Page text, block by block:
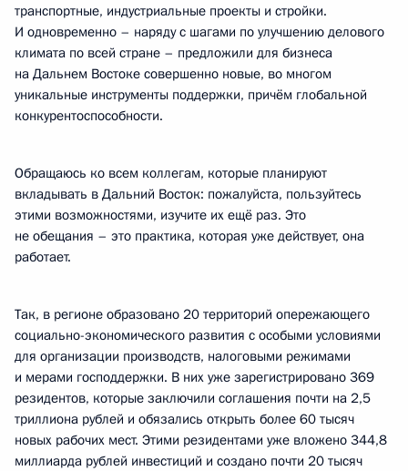
транспортные, индустриальные проекты и стройки.
И одновременно – наряду с шагами по улучшению делового
климата по всей стране – предложили для бизнеса
на Дальнем Востоке совершенно новые, во многом
уникальные инструменты поддержки, причём глобальной
конкурентоспособности.
Обращаюсь ко всем коллегам, которые планируют
вкладывать в Дальний Восток: пожалуйста, пользуйтесь
этими возможностями, изучите их ещё раз. Это
не обещания – это практика, которая уже действует, она
работает.
Так, в регионе образовано 20 территорий опережающего
социально-экономического развития с особыми условиями
для организации производств, налоговыми режимами
и мерами господдержки. В них уже зарегистрировано 369
резидентов, которые заключили соглашения почти на 2,5
триллиона рублей и обязались открыть более 60 тысяч
новых рабочих мест. Этими резидентами уже вложено 344,8
миллиарда рублей инвестиций и создано почти 20 тысяч